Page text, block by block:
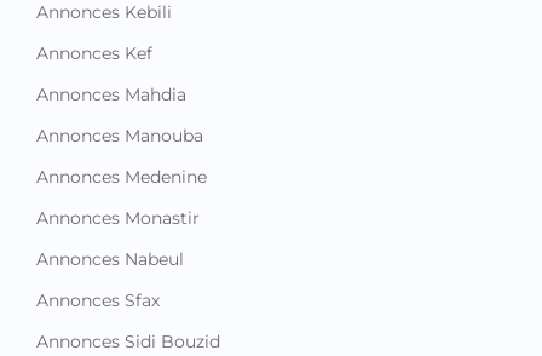
Annonces Kebili
Annonces Kef
Annonces Mahdia
Annonces Manouba
Annonces Medenine
Annonces Monastir
Annonces Nabeul
Annonces Sfax
Annonces Sidi Bouzid